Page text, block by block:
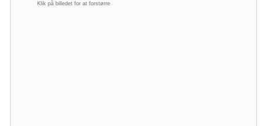
Klik på billedet for at forstørre